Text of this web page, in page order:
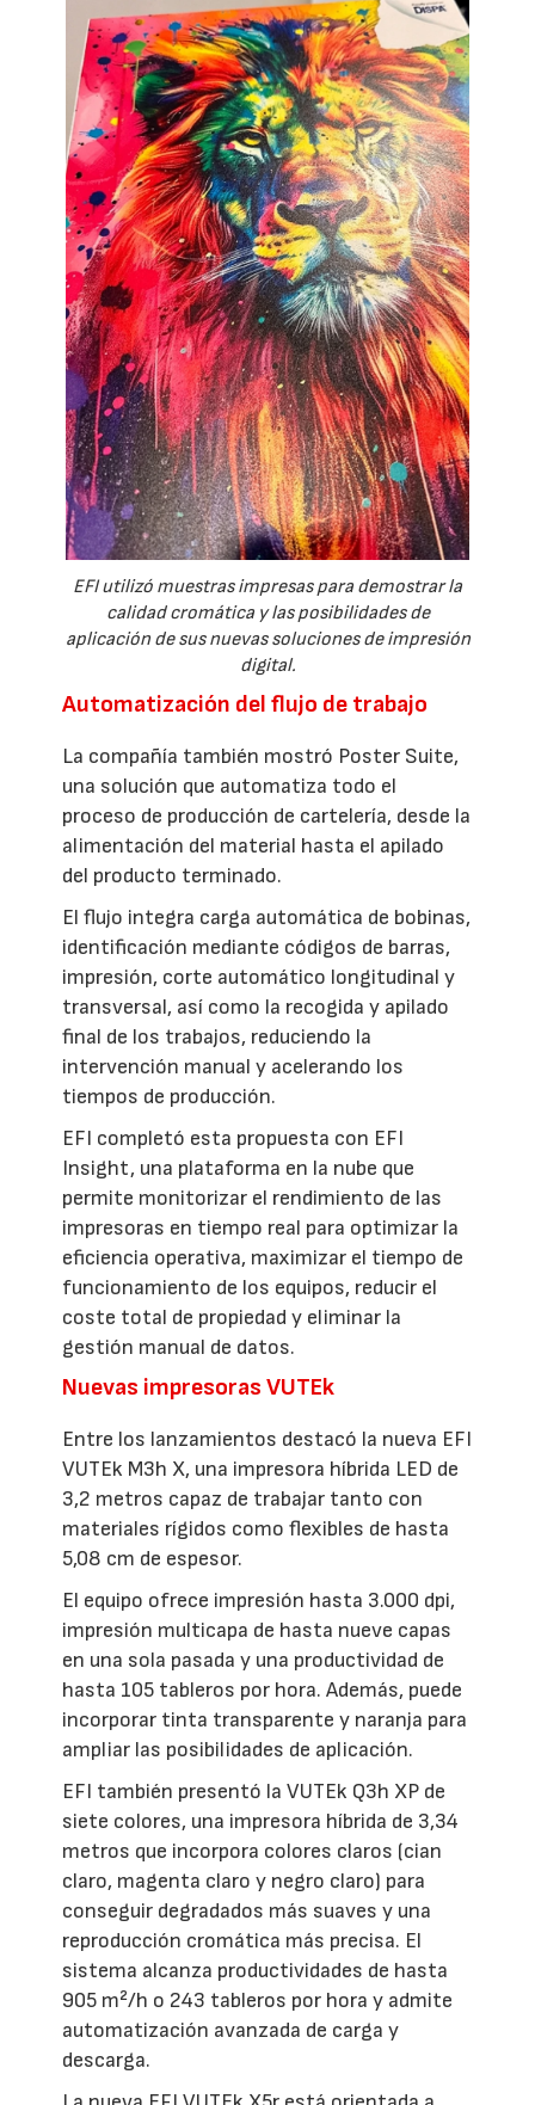
EFI utilizó muestras impresas para demostrar la
calidad cromática y las posibilidades de
aplicación de sus nuevas soluciones de impresión
digital.
Automatización del flujo de trabajo
La compañía también mostró Poster Suite,
una solución que automatiza todo el
proceso de producción de cartelería, desde la
alimentación del material hasta el apilado
del producto terminado.
El flujo integra carga automática de bobinas,
identificación mediante códigos de barras,
impresión, corte automático longitudinal y
transversal, así como la recogida y apilado
final de los trabajos, reduciendo la
intervención manual y acelerando los
tiempos de producción.
EFI completó esta propuesta con EFI
Insight, una plataforma en la nube que
permite monitorizar el rendimiento de las
impresoras en tiempo real para optimizar la
eficiencia operativa, maximizar el tiempo de
funcionamiento de los equipos, reducir el
coste total de propiedad y eliminar la
gestión manual de datos.
Nuevas impresoras VUTEk
Entre los lanzamientos destacó la nueva EFI
VUTEk M3h X, una impresora híbrida LED de
3,2 metros capaz de trabajar tanto con
materiales rígidos como flexibles de hasta
5,08 cm de espesor.
El equipo ofrece impresión hasta 3.000 dpi,
impresión multicapa de hasta nueve capas
en una sola pasada y una productividad de
hasta 105 tableros por hora. Además, puede
incorporar tinta transparente y naranja para
ampliar las posibilidades de aplicación.
EFI también presentó la VUTEk Q3h XP de
siete colores, una impresora híbrida de 3,34
metros que incorpora colores claros (cian
claro, magenta claro y negro claro) para
conseguir degradados más suaves y una
reproducción cromática más precisa. El
sistema alcanza productividades de hasta
905 m²/h o 243 tableros por hora y admite
automatización avanzada de carga y
descarga.